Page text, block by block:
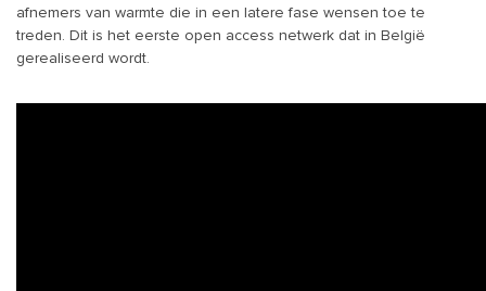
afnemers van warmte die in een latere fase wensen toe te
treden. Dit is het eerste open access netwerk dat in België
gerealiseerd wordt.